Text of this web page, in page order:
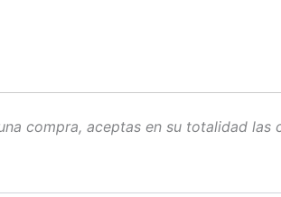
compra, aceptas en su totalidad las